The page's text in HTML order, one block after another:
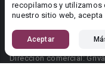
recopilamos y utilizamos
nuestro sitio web,
Aceptar
Área RR.PP.:
© 2026 Booknet. Todos
Dirección comercial: